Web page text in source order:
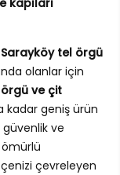
kapıları
Sarayköy tel örgü
olanlar için
ve çit
kadar geniş ürün
ve
çevreleyen